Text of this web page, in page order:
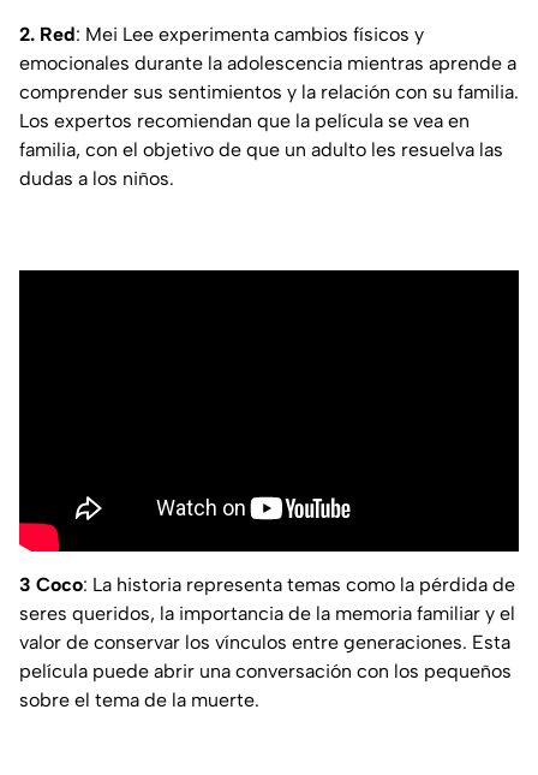
2. Red: Mei Lee experimenta cambios físicos y
emocionales durante la adolescencia mientras aprende a
comprender sus sentimientos y la relación con su familia.
Los expertos recomiendan que la película se vea en
familia, con el objetivo de que un adulto les resuelva las
dudas a los niños.
3 Coco: La historia representa temas como la pérdida de
seres queridos, la importancia de la memoria familiar y el
valor de conservar los vínculos entre generaciones. Esta
película puede abrir una conversación con los pequeños
sobre el tema de la muerte.